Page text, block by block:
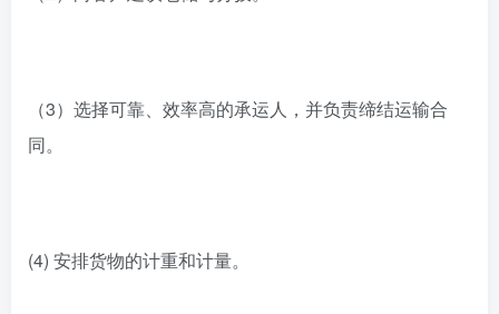
（3）选择可靠、效率高的承运人，并负责缔结运输合
同。
(4) 安排货物的计重和计量。